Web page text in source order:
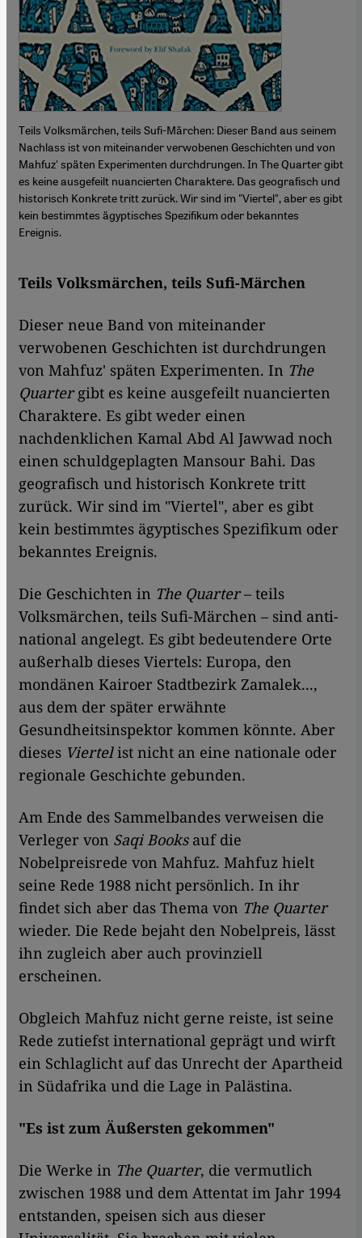
Teils Volksmärchen, teils Sufi-Märchen: Dieser Band aus seinem
Nachlass ist von miteinander verwobenen Geschichten und von
Mahfuz' späten Experimenten durchdrungen. In The Quarter gibt
es keine ausgefeilt nuancierten Charaktere. Das geografisch und
historisch Konkrete tritt zurück. Wir sind im "Viertel", aber es gibt
kein bestimmtes ägyptisches Spezifikum oder bekanntes
Ereignis.
Teils Volksmärchen, teils Sufi-Märchen
Dieser neue Band von miteinander
verwobenen Geschichten ist durchdrungen
von Mahfuz' späten Experimenten. In The
Quartergibt es keine ausgefeilt nuancierten
Charaktere. Es gibt weder einen
nachdenklichen Kamal Abd Al Jawwad noch
einen schuldgeplagten Mansour Bahi. Das
geografisch und historisch Konkrete tritt
zurück. Wir sind im "Viertel", aber es gibt
kein bestimmtes ägyptisches Spezifikum oder
bekanntes Ereignis.
Die Geschichten in The Quarter– teils
Volksmärchen, teils Sufi-Märchen – sind anti-
national angelegt. Es gibt bedeutendere Orte
außerhalb dieses Viertels: Europa, den
mondänen Kairoer Stadtbezirk Zamalek...,
aus dem der später erwähnte
Gesundheitsinspektor kommen könnte. Aber
dieses Viertelist nicht an eine nationale oder
regionale Geschichte gebunden.
Am Ende des Sammelbandes verweisen die
Verleger von Saqi Booksauf die
Nobelpreisrede von Mahfuz. Mahfuz hielt
seine Rede 1988 nicht persönlich. In ihr
findet sich aber das Thema von The Quarter
wieder. Die Rede bejaht den Nobelpreis, lässt
ihn zugleich aber auch provinziell
erscheinen.
Obgleich Mahfuz nicht gerne reiste, ist seine
Rede zutiefst international geprägt und wirft
ein Schlaglicht auf das Unrecht der Apartheid
in Südafrika und die Lage in Palästina.
"Es ist zum Äußersten gekommen"
Die Werke in The Quarter, die vermutlich
zwischen 1988 und dem Attentat im Jahr 1994
entstanden, speisen sich aus dieser